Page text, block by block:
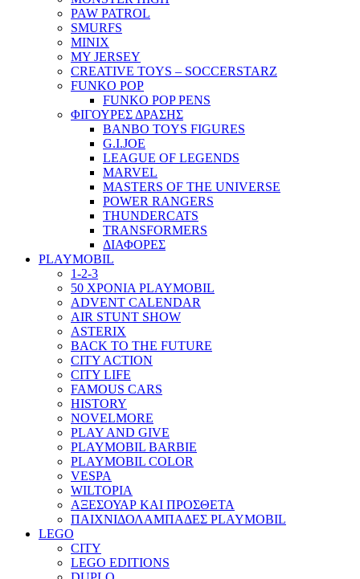
PAW PATROL
SMURFS
MINIX
MY JERSEY
CREATIVE TOYS – SOCCERSTARZ
FUNKO POP
FUNKO POP PENS
ΦΙΓΟΥΡΕΣ ΔΡΑΣΗΣ
BANBO TOYS FIGURES
G.I.JOE
LEAGUE OF LEGENDS
MARVEL
MASTERS OF THE UNIVERSE
POWER RANGERS
THUNDERCATS
TRANSFORMERS
ΔΙΑΦΟΡΕΣ
PLAYMOBIL
1-2-3
50 ΧΡΟΝΙΑ PLAYMOBIL
ADVENT CALENDAR
AIR STUNT SHOW
ASTERIX
BACK TO THE FUTURE
CITY ACTION
CITY LIFE
FAMOUS CARS
HISTORY
NOVELMORE
PLAY AND GIVE
PLAYMOBIL BARBIE
PLAYMOBIL COLOR
VESPA
WILTOPIA
ΑΞΕΣΟΥΑΡ ΚΑΙ ΠΡΟΣΘΕΤΑ
ΠΑΙΧΝΙΔΟΛΑΜΠΑΔΕΣ PLAYMOBIL
LEGO
CITY
LEGO EDITIONS